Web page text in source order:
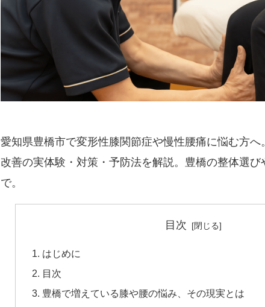
愛知県豊橋市で変形性膝関節症や慢性腰痛に悩む方
改善の実体験・対策・予防法を解説。豊橋の整体選び
で。
目次
はじめに
目次
豊橋で増えている膝や腰の悩み、その現実とは